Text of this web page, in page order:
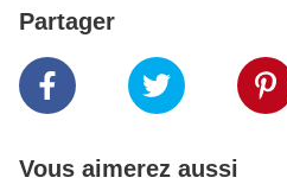
Partager
Vous aimerez aussi